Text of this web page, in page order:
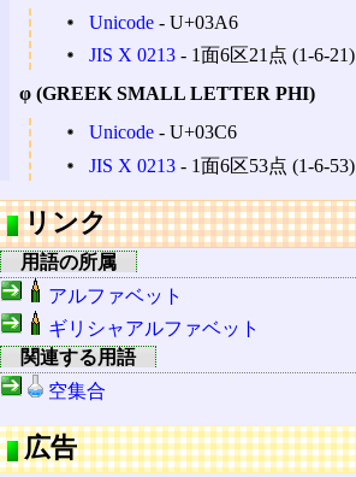
Unicode ‐ U+03A6
JIS X 0213 ‐ 1面6区21点 (1-6-21)
φ (GREEK SMALL LETTER PHI)
Unicode ‐ U+03C6
JIS X 0213 ‐ 1面6区53点 (1-6-53)
リンク
用語の所属
アルファベット
ギリシャアルファベット
関連する用語
空集合
広告